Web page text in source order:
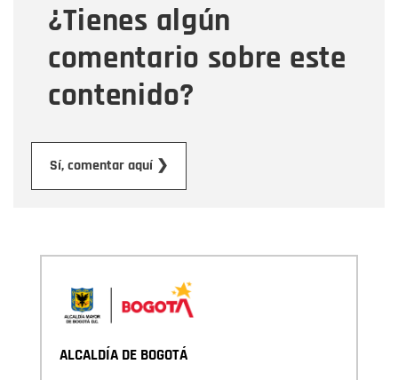
¿Tienes algún
comentario sobre este
contenido?
Sí, comentar aquí ❯
Mensaje
ALCALDÍA DE BOGOTÁ